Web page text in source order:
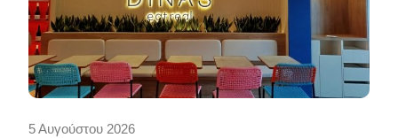
5 Αυγούστου 2026